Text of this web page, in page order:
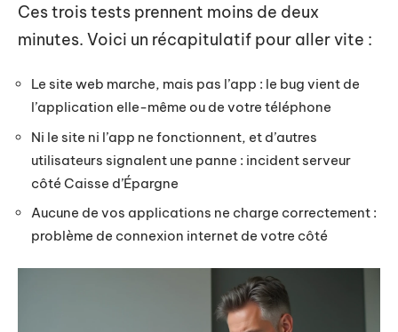
Ces trois tests prennent moins de deux
minutes. Voici un récapitulatif pour aller vite :
Le site web marche, mais pas l’app : le bug vient de
l’application elle-même ou de votre téléphone
Ni le site ni l’app ne fonctionnent, et d’autres
utilisateurs signalent une panne : incident serveur
côté Caisse d’Épargne
Aucune de vos applications ne charge correctement :
problème de connexion internet de votre côté